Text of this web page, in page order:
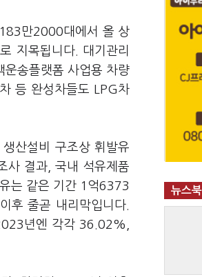
만2000대에서 올 상
지목됩니다. 대기관리
운송플랫폼 사업용 차량
등 완성차들도 LPG차
산설비 구조상 휘발유
사 결과, 국내 석유제품
는 같은 기간 1억6373
후 줄곧 내리막입니다.
년엔 각각 36.02%,
뉴스북